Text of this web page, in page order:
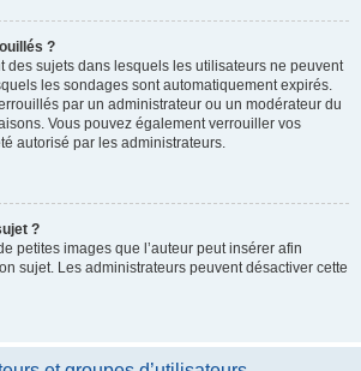
?
des sujets dans lesquels les utilisateurs ne peuvent
les sondages sont automatiquement expirés.
par un administrateur ou un modérateur du
Vous pouvez également verrouiller vos
autorisé par les administrateurs.
?
petites images que l’auteur peut insérer afin
sujet. Les administrateurs peuvent désactiver cette